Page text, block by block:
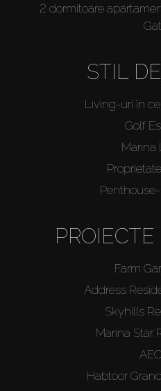
2 dormitoare
STIL
Living-uri în
Golf
Marina
Farm
Address
Skyhills
Marina Star
Habtoor